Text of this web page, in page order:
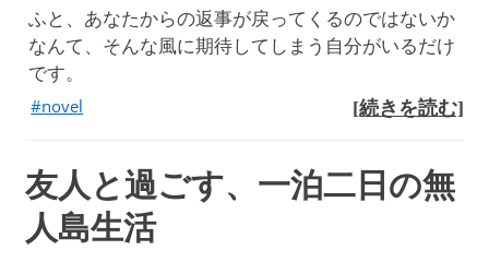
ふと、あなたからの返事が戻ってくるのではないか
なんて、そんな風に期待してしまう自分がいるだけ
です。
[続きを読む]
novel
友人と過ごす、一泊二日の無
人島生活